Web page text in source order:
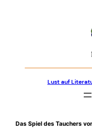
Lust auf
Das Spiel des Tauchers